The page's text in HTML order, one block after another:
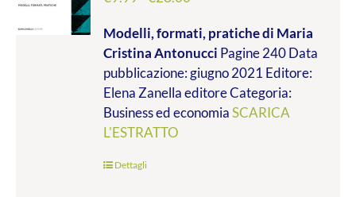
prezzo:
da
€9.99
a
€28.00
Modelli, formati, pratichedi Maria
Cristina Antonucci Pagine 240 Data
pubblicazione: giugno 2021 Editore:
Elena Zanella editore Categoria:
Business ed economiaSCARICA
L'ESTRATTO
Dettagli